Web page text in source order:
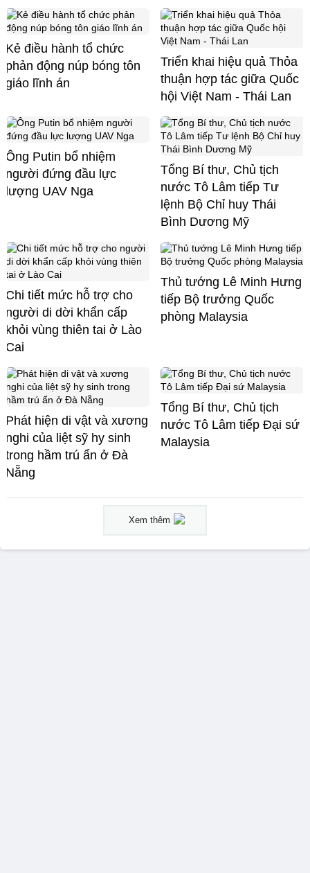
Kẻ điều hành tổ chức
phản động núp bóng tôn
giáo lĩnh án
Triển khai hiệu quả Thỏa
thuận hợp tác giữa Quốc
hội Việt Nam - Thái Lan
Ông Putin bổ nhiệm
người đứng đầu lực
lượng UAV Nga
Tổng Bí thư, Chủ tịch
nước Tô Lâm tiếp Tư
lệnh Bộ Chỉ huy Thái
Bình Dương Mỹ
Chi tiết mức hỗ trợ cho
người di dời khẩn cấp
khỏi vùng thiên tai ở Lào
Cai
Thủ tướng Lê Minh Hưng
tiếp Bộ trưởng Quốc
phòng Malaysia
Phát hiện di vật và xương
nghi của liệt sỹ hy sinh
trong hầm trú ẩn ở Đà
Nẵng
Tổng Bí thư, Chủ tịch
nước Tô Lâm tiếp Đại sứ
Malaysia
Xem thêm